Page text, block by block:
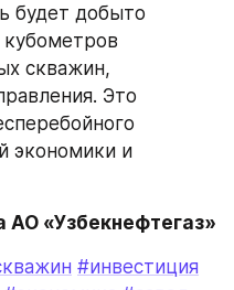
будет добыто
кубометров
скважин,
Это
экономики и
АО «Узбекнефтегаз»
#инвестиция